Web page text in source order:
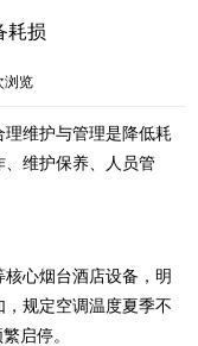
耗损
浏览
维护与管理是降低耗
维护保养、人员管
心烟台酒店设备，明
规定空调温度夏季不
启停。